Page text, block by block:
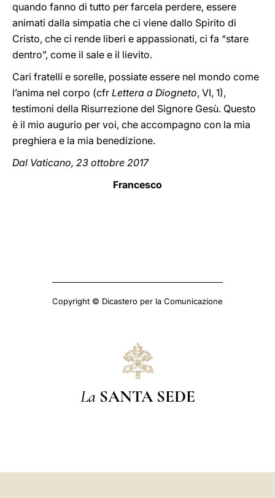
quando fanno di tutto per farcela perdere, essere
animati dalla simpatia che ci viene dallo Spirito di
Cristo, che ci rende liberi e appassionati, ci fa “stare
dentro”, come il sale e il lievito.
Cari fratelli e sorelle, possiate essere nel mondo come
l’anima nel corpo (cfr Lettera a Diogneto, VI, 1),
testimoni della Risurrezione del Signore Gesù. Questo
è il mio augurio per voi, che accompagno con la mia
preghiera e la mia benedizione.
Dal Vaticano, 23 ottobre 2017
Francesco
Copyright © Dicastero per la Comunicazione
La SANTA SEDE